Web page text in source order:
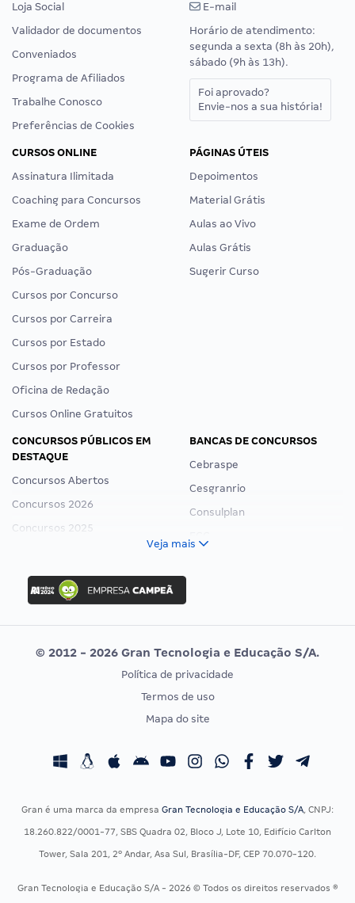
Loja Social
Validador de documentos
Conveniados
Programa de Afiliados
Trabalhe Conosco
Preferências de Cookies
E-mail
Horário de atendimento:
segunda a sexta (8h às 20h),
sábado (9h às 13h).
Foi aprovado?
Envie-nos a sua história!
CURSOS ONLINE
Assinatura Ilimitada
Coaching para Concursos
Exame de Ordem
Graduação
Pós-Graduação
Cursos por Concurso
Cursos por Carreira
Cursos por Estado
Cursos por Professor
Oficina de Redação
Cursos Online Gratuitos
PÁGINAS ÚTEIS
Depoimentos
Material Grátis
Aulas ao Vivo
Aulas Grátis
Sugerir Curso
CONCURSOS PÚBLICOS EM
DESTAQUE
Concursos Abertos
Concursos 2026
Concursos 2025
Concurso Ibama
Concurso MPU
Editais publicados
BANCAS DE CONCURSOS
Cebraspe
Cesgranrio
Consulplan
Vunesp
CONCURSOS POR PROFISSÃO
Concursos Fiscais
Concursos Saúde
Residência Multiprofissional
EXAME DE ORDEM
Calendário OAB
Veja mais
© 2012 - 2026 Gran Tecnologia e Educação S/A.
Política de privacidade
Termos de uso
Mapa do site
Gran é uma marca da empresa Gran Tecnologia e Educação S/A, CNPJ:
18.260.822/0001-77, SBS Quadra 02, Bloco J, Lote 10, Edifício Carlton
Tower, Sala 201, 2º Andar, Asa Sul, Brasília-DF, CEP 70.070-120.
Gran Tecnologia e Educação S/A - 2026 © Todos os direitos reservados ®